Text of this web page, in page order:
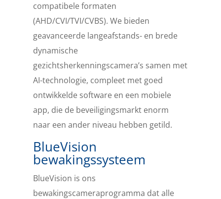
compatibele formaten
(AHD/CVI/TVI/CVBS). We bieden
geavanceerde langeafstands- en brede
dynamische
gezichtsherkenningscamera’s samen met
AI-technologie, compleet met goed
ontwikkelde software en een mobiele
app, die de beveiligingsmarkt enorm
naar een ander niveau hebben getild.
BlueVision
bewakingssysteem
BlueVision is ons
bewakingscameraprogramma dat alle